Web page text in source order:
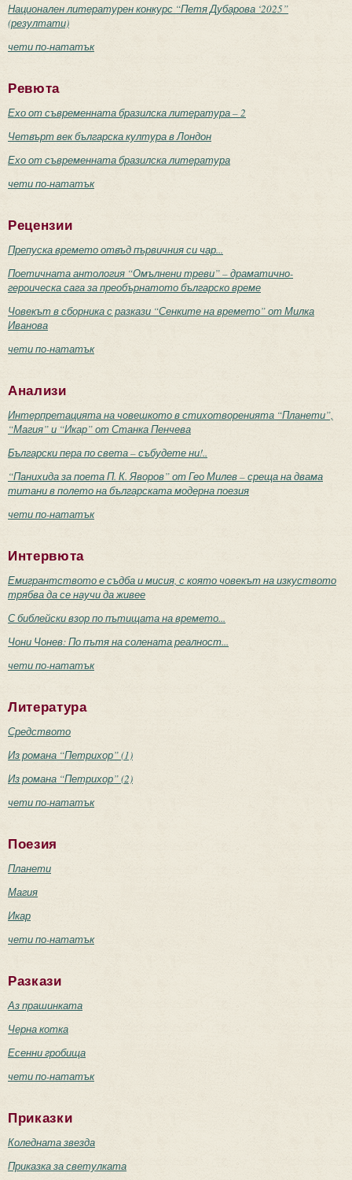
Национален литературен конкурс “Петя Дубарова ‘2025”
(резултати)
чети по-нататък
Ревюта
Ехо от съвременната бразилска литература – 2
Четвърт век българска култура в Лондон
Ехо от съвременната бразилска литература
чети по-нататък
Рецензии
Препуска времето отвъд първичния си чар...
Поетичната антология “Омълнени треви” – драматично-
героическа сага за преобърнатото българско време
Човекът в сборника с разкази “Сенките на времето” от Милка
Иванова
чети по-нататък
Анализи
Интерпретацията на човешкото в стихотворенията “Планети”,
“Магия” и “Икар” от Станка Пенчева
Български пера по света – събудете ни!..
“Панихида за поета П. К. Яворов” от Гео Милев – среща на двама
титани в полето на българската модерна поезия
чети по-нататък
Интервюта
Емигрантството е съдба и мисия, с която човекът на изкуството
трябва да се научи да живее
С библейски взор по пътищата на времето...
Чони Чонев: По пътя на солената реалност...
чети по-нататък
Литература
Средството
Из романа “Петрихор” (1)
Из романа “Петрихор” (2)
чети по-нататък
Поезия
Планети
Магия
Икар
чети по-нататък
Разкази
Аз прашинката
Черна котка
Есенни гробища
чети по-нататък
Приказки
Коледната звезда
Приказка за светулката